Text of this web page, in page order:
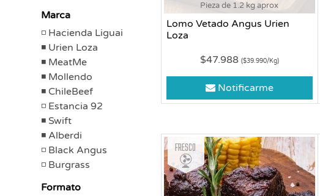
Marca
Hacienda Liguai
Urien Loza
MeatMe
Mollendo
ChileBeef
Estancia 92
Swift
Alberdi
Black Angus
Burgrass
Formato
Pieza de 1.2 kg aprox
Lomo Vetado Angus Urien
Loza
$47.988 ($39.990/Kg)
Notificarme
Fresco